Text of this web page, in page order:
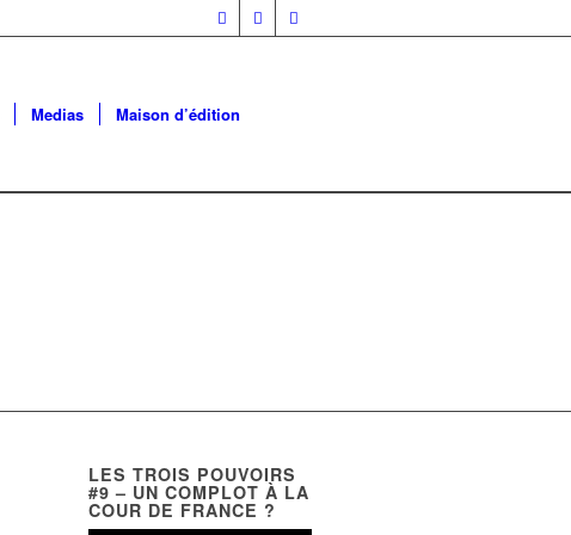
Medias Maison d’édition
LES TROIS POUVOIRS
#9 – UN COMPLOT À LA
COUR DE FRANCE ?